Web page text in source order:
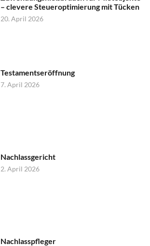
– clevere Steueroptimierung mit Tücken
20. April 2026
Testamentseröffnung
7. April 2026
Nachlassgericht
2. April 2026
Nachlasspfleger